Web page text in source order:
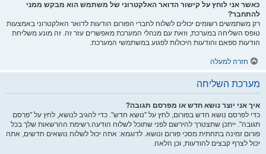
כאשר אני לוחץ על קישור הדואר האלקטרוני של משתמש הוא מבקש ממני
להתחבר?
רק משתמשים רשומים יכולים לשלוח לחברי הפורום הודעות לדואר האלקטרוני באמצעות
טופס השליחה במערכת, וזאת עם מנהלי המערכת מאפשרים עזר זה. זה מונע משליחת
הודעות ספאם והודעות היכולות לפגוע במשתמשי המערכת.
חזרה למעלה
מערכת השליחה
איך אני יוצר נושא חדש או מפרסם תגובה?
כדי לפרסם נושא חדש בפורום, לחץ על "נושא חדש". כדי להגיב לנושא, לחץ על "פרסם
תגובה". ייתכן שתצטרך להירשם לפני שתוכל לשלוח הודעה.רשימת ההרשאות שלך בכל
פורום זמינה בתחתית מסכי פורום ונושא. לדוגמא: אתה יכול לשלוח נושאים חדשים, אתה
יכול לצרף קבצים להודעות, וכן הלאה.